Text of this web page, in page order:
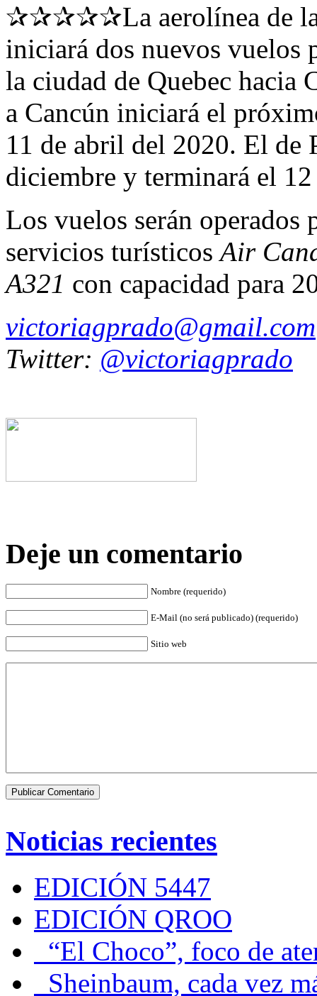
✰✰✰✰✰La aerolínea de la
iniciará dos nuevos vuelos
la ciudad de Quebec hacia
a Cancún iniciará el
11 de abril del 2020. El de
diciembre y terminará el
Los vuelos serán
servicios turísticosAir
A321 con capacidad para
victoriagprado@gmail.com
Twitter: @victoriagprado
Deje un comentario
Nombre (requerido)
E-Mail (no será publicado) (requerido)
Sitio web
Noticias recientes
EDICIÓN 5447
EDICIÓN QROO
“El Choco”, foco de
Sheinbaum, cada vez